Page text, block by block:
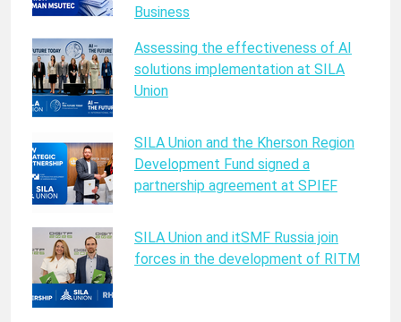
Business
Assessing the effectiveness of AI
solutions implementation at SILA
Union
SILA Union and the Kherson Region
Development Fund signed a
partnership agreement at SPIEF
SILA Union and itSMF Russia join
forces in the development of RITM